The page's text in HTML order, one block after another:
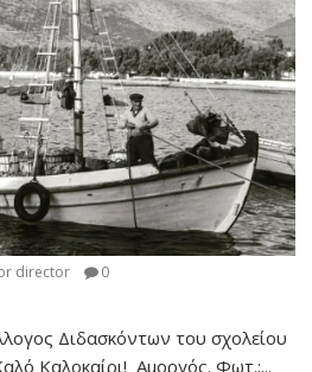
director 0
Διδασκόντων του σχολείου
Καλοκαίρι! Αμοργός. Φωτ.:...